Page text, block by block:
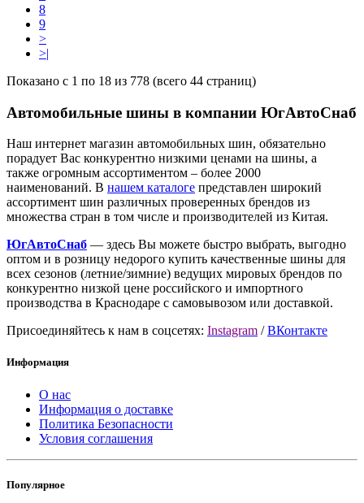
8
9
>
>|
Показано с 1 по 18 из 778 (всего 44 страниц)
Автомобильные шины в компании ЮгАвтоСнаб
Наш интернет магазин автомобильных шин, обязательно
порадует Вас конкурентно низкими ценами на шины, а
также огромным ассортиментом – более 2000
наименований. В нашем каталоге представлен широкий
ассортимент шин различных проверенных брендов из
множества стран в том числе и производителей из Китая.
ЮгАвтоСнаб — здесь Вы можете быстро выбрать, выгодно
оптом и в розницу недорого купить качественные шины для
всех сезонов (летние/зимние) ведущих мировых брендов по
конкурентно низкой цене российского и импортного
производства в Краснодаре с самовывозом или доставкой.
Присоединяйтесь к нам в соцсетях: Instagram /ВКонтакте
Информация
О нас
Информация о доставке
Политика Безопасности
Условия соглашения
Популярное